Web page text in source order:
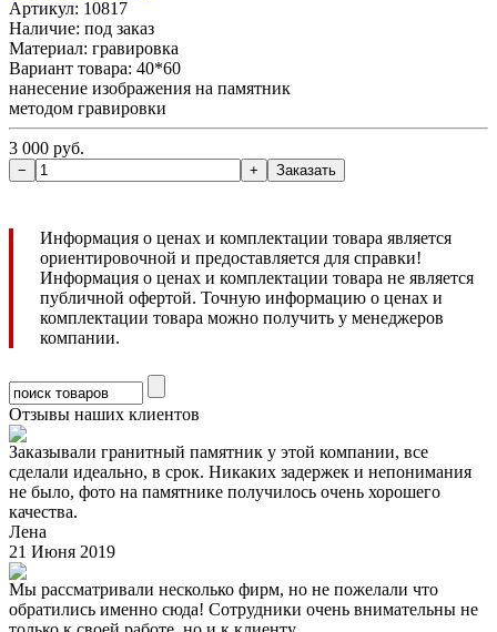
Артикул: 10817
Наличие: под заказ
Материал: гравировка
Вариант товара: 40*60
нанесение изображения на памятник
методом гравировки
3 000 руб.
Информация о ценах и комплектации товара является
ориентировочной и предоставляется для справки!
Информация о ценах и комплектации товара не является
публичной офертой. Точную информацию о ценах и
комплектации товара можно получить у менеджеров
компании.
Отзывы наших клиентов
Заказывали гранитный памятник у этой компании, все
сделали идеально, в срок. Никаких задержек и непонимания
не было, фото на памятнике получилось очень хорошего
качества.
Лена
21 Июня 2019
Мы рассматривали несколько фирм, но не пожелали что
обратились именно сюда! Сотрудники очень внимательны не